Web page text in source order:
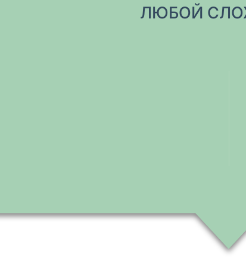
ЛЮБОЙ